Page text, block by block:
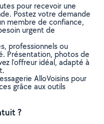
pour recevoir une
Postez votre demande
membre de confiance,
urgent de
professionnels ou
Présentation, photos de
l'offreur idéal, adapté à
AlloVoisins pour
grâce aux outils
?